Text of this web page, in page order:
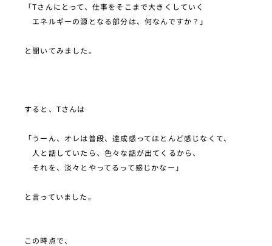
「Tさんにとって、仕事をそこまで大きくしていく
エネルギーの源となる部分は、何なんですか？」
と聞いてみました。
すると、Tさんは
「うーん、オレは普段、達成感ってほとんど感じなくて、
人と話していたら、色々な話が出てくるから、
それを、淡々とやってるって感じかなー」
と言っていました。
この時点で、